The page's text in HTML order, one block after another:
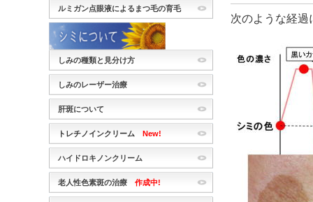
次のような経過
ルミガン点眼液によるまつ毛の育毛
しみの種類と見分け方
しみのレーザー治療
肝斑について
トレチノインクリーム New!
ハイドロキノンクリーム
老人性色素斑の治療 作成中!